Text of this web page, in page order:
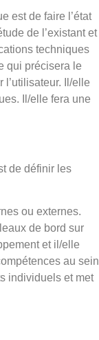
est de faire l’état
de l’existant et
techniques
qui précisera le
Il/elle
Il/elle fera une
de définir les
ou externes.
de bord sur
et il/elle
au sein
individuels et met